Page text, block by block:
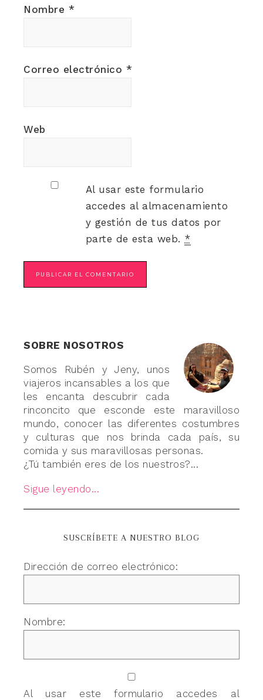
Nombre *
Correo electrónico *
Web
Al usar este formulario
accedes al almacenamiento
y gestión de tus datos por
parte de esta web. *
SOBRE NOSOTROS
Somos Rubén y Jeny, unos
viajeros incansables a los que
les encanta descubrir cada
rinconcito que esconde este maravilloso
mundo, conocer las diferentes costumbres
y culturas que nos brinda cada país, su
comida y sus maravillosas personas.
¿Tú también eres de los nuestros?...
Sigue leyendo...
SUSCRÍBETE A NUESTRO BLOG
Dirección de correo electrónico:
Nombre:
Al usar este formulario accedes al